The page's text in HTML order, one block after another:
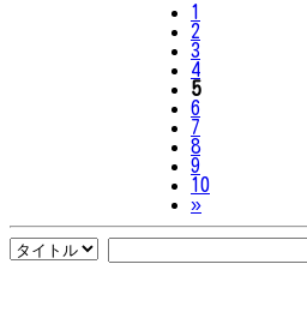
1
2
3
4
5
6
7
8
9
10
»Next